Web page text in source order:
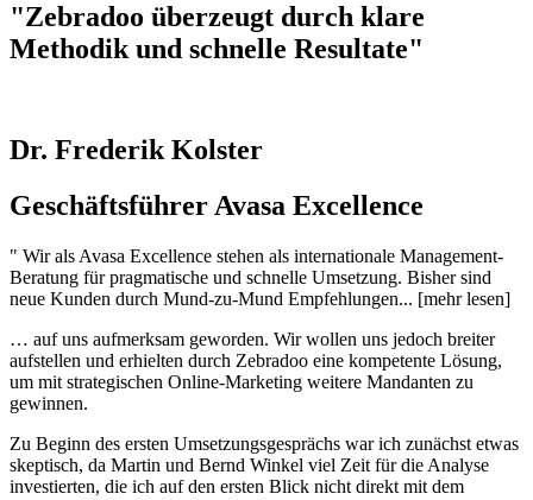
"Zebradoo überzeugt durch klare
Methodik und schnelle Resultate"
Dr. Frederik Kolster
Geschäftsführer Avasa Excellence
" Wir als Avasa Excellence stehen als internationale Management-
Beratung für pragmatische und schnelle Umsetzung. Bisher sind
neue Kunden durch Mund-zu-Mund Empfehlungen... [mehr lesen]
… auf uns aufmerksam geworden. Wir wollen uns jedoch breiter
aufstellen und erhielten durch Zebradoo eine kompetente Lösung,
um mit strategischen Online-Marketing weitere Mandanten zu
gewinnen.
Zu Beginn des ersten Umsetzungsgesprächs war ich zunächst etwas
skeptisch, da Martin und Bernd Winkel viel Zeit für die Analyse
investierten, die ich auf den ersten Blick nicht direkt mit dem